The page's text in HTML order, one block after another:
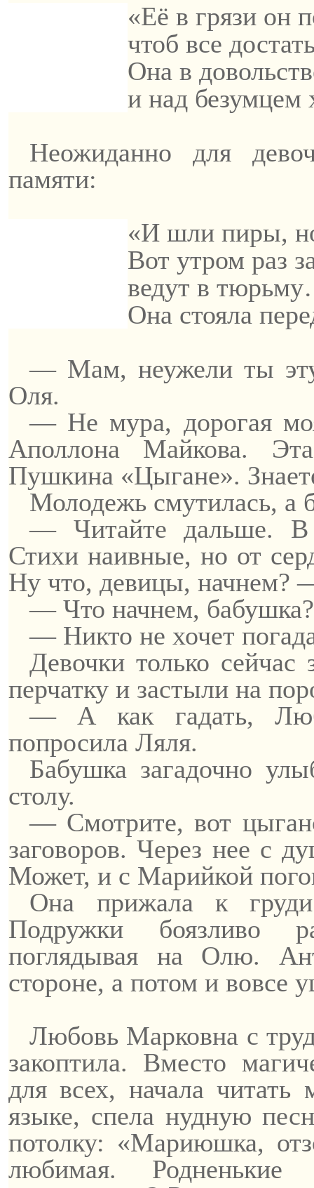
«Её в грязи он
чтоб все
Она в
и над безумцем
Неожиданно для
памяти:
«И шли пиры,
Вот утром раз
ведут в
Она стояла
— Мам, неужели ты
Оля.
— Не мура, дорогая
Аполлона Майкова. Эта
Пушкина «Цыгане».
Молодежь смутилась, а
— Читайте дальше.
Стихи наивные, но от
Ну что, девицы, начнем?
— Что начнем,
— Никто не хочет
Девочки только сейчас
перчатку и застыли на
— А как гадать,
попросила Ляля.
Бабушка загадочно
столу.
— Смотрите, вот
заговоров. Через нее с
Может, и с Марийкой
Она прижала к
Подружки боязливо
поглядывая на Олю.
стороне, а потом и вовсе
Любовь Марковна с
закоптила. Вместо
для всех, начала
языке, спела нудную
потолку: «Мариюшка,
любимая.